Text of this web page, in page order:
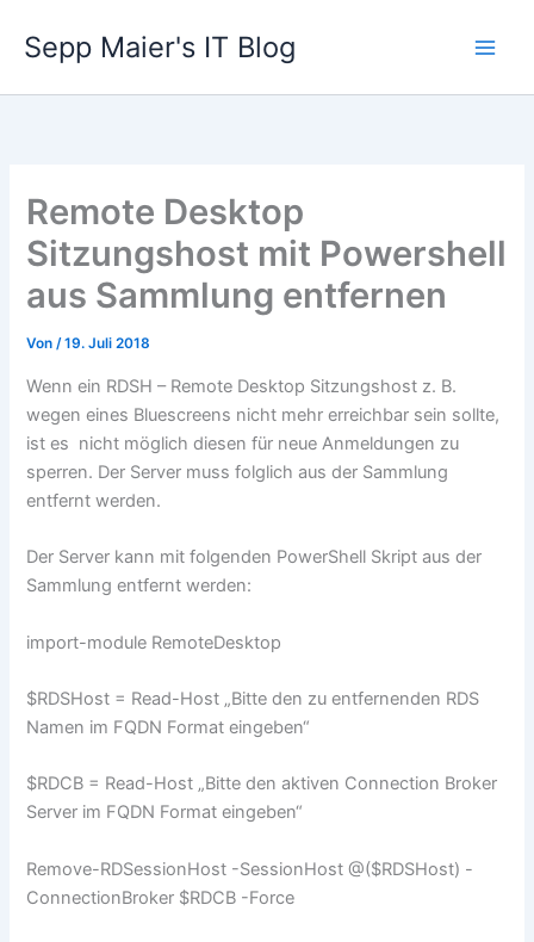
Inhalt
springen
Sepp Maier's IT Blog
Remote Desktop
Sitzungshost mit Powershell
aus Sammlung entfernen
Von/19. Juli 2018
Wenn ein RDSH – Remote Desktop Sitzungshost z. B.
wegen eines Bluescreens nicht mehr erreichbar sein sollte,
ist es nicht möglich diesen für neue Anmeldungen zu
sperren. Der Server muss folglich aus der Sammlung
entfernt werden.
Der Server kann mit folgenden PowerShell Skript aus der
Sammlung entfernt werden:
import-module RemoteDesktop
$RDSHost = Read-Host „Bitte den zu entfernenden RDS
Namen im FQDN Format eingeben“
$RDCB = Read-Host „Bitte den aktiven Connection Broker
Server im FQDN Format eingeben“
Remove-RDSessionHost -SessionHost @($RDSHost) -
ConnectionBroker $RDCB -Force